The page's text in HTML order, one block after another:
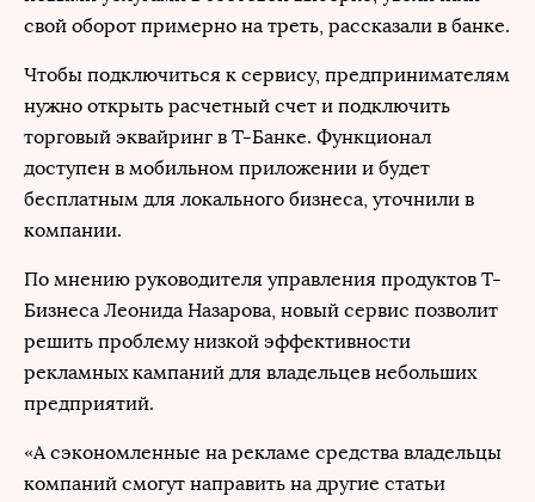
свой оборот примерно на треть, рассказали в банке.
Чтобы подключиться к сервису, предпринимателям
нужно открыть расчетный счет и подключить
торговый эквайринг в Т-Банке. Функционал
доступен в мобильном приложении и будет
бесплатным для локального бизнеса, уточнили в
компании.
По мнению руководителя управления продуктов Т-
Бизнеса Леонида Назарова, новый сервис позволит
решить проблему низкой эффективности
рекламных кампаний для владельцев небольших
предприятий.
«А сэкономленные на рекламе средства владельцы
компаний смогут направить на другие статьи